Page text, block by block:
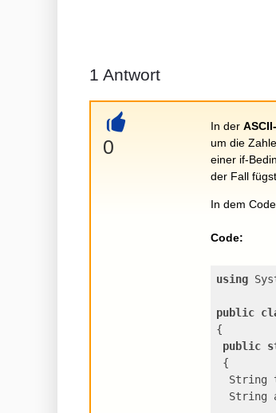
1 Antwort
+
0
In der
um die
einer if-
der Fall
In dem
Code:
using
public
{
public
{
String
String